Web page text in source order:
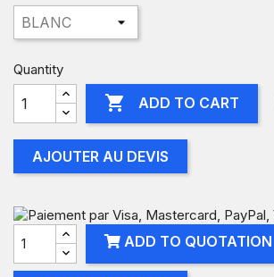
Quantity
 ADD TO CART
AJOUTER AU DEVIS
ADD TO QUOTATION